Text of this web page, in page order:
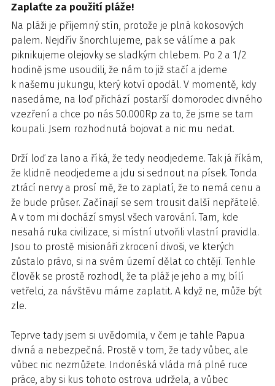
Zaplaťte za použití pláže!
Na pláži je příjemný stín, protože je plná kokosových
palem. Nejdřív šnorchlujeme, pak se válíme a pak
piknikujeme olejovky se sladkým chlebem. Po 2 a 1/2
hodině jsme usoudili, že nám to již stačí a jdeme
k našemu jukungu, který kotví opodál. V momentě, kdy
nasedáme, na loď přichází postarší domorodec divného
vzezření a chce po nás 50.000Rp za to, že jsme se tam
koupali. Jsem rozhodnutá bojovat a nic mu nedat.
Drží loď za lano a říká, že tedy neodjedeme. Tak já říkám,
že klidně neodjedeme a jdu si sednout na písek. Tonda
ztrácí nervy a prosí mě, že to zaplatí, že to nemá cenu a
že bude průser. Začínají se sem trousit další nepřátelé.
A v tom mi dochází smysl všech varování. Tam, kde
nesahá ruka civilizace, si místní utvořili vlastní pravidla.
Jsou to prostě misionáři zkrocení divoši, ve kterých
zůstalo právo, si na svém území dělat co chtějí. Tenhle
člověk se prostě rozhodl, že ta pláž je jeho a my, bílí
vetřelci, za návštěvu máme zaplatit. A když ne, může být
zle.
Teprve tady jsem si uvědomila, v čem je tahle Papua
divná a nebezpečná. Prostě v tom, že tady vůbec, ale
vůbec nic nezmůžete. Indonéská vláda má plné ruce
práce, aby si kus tohoto ostrova udržela, a vůbec